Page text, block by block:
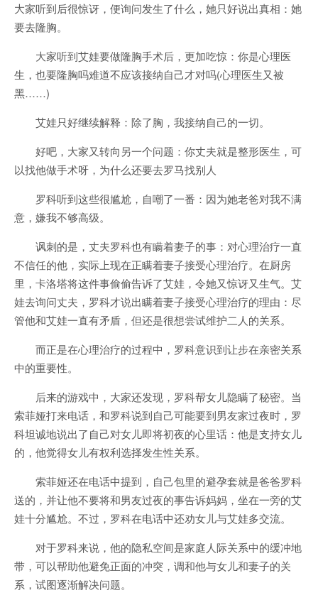
大家听到后很惊讶，便询问发生了什么，她只好说出真相：她
要去隆胸。
大家听到艾娃要做隆胸手术后，更加吃惊：你是心理医
生，也要隆胸吗难道不应该接纳自己才对吗(心理医生又被
黑……)
艾娃只好继续解释：除了胸，我接纳自己的一切。
好吧，大家又转向另一个问题：你丈夫就是整形医生，可
以找他做手术呀，为什么还要去罗马找别人
罗科听到这些很尴尬，自嘲了一番：因为她老爸对我不满
意，嫌我不够高级。
讽刺的是，丈夫罗科也有瞒着妻子的事：对心理治疗一直
不信任的他，实际上现在正瞒着妻子接受心理治疗。在厨房
里，卡洛塔将这件事偷偷告诉了艾娃，令她又惊讶又生气。艾
娃去询问丈夫，罗科才说出瞒着妻子接受心理治疗的理由：尽
管他和艾娃一直有矛盾，但还是很想尝试维护二人的关系。
而正是在心理治疗的过程中，罗科意识到让步在亲密关系
中的重要性。
后来的游戏中，大家还发现，罗科帮女儿隐瞒了秘密。当
索菲娅打来电话，和罗科说到自己可能要到男友家过夜时，罗
科坦诚地说出了自己对女儿即将初夜的心里话：他是支持女儿
的，他觉得女儿有权利选择发生性关系。
索菲娅还在电话中提到，自己包里的避孕套就是爸爸罗科
送的，并让他不要将和男友过夜的事告诉妈妈，坐在一旁的艾
娃十分尴尬。不过，罗科在电话中还劝女儿与艾娃多交流。
对于罗科来说，他的隐私空间是家庭人际关系中的缓冲地
带，可以帮助他避免正面的冲突，调和他与女儿和妻子的关
系，试图逐渐解决问题。